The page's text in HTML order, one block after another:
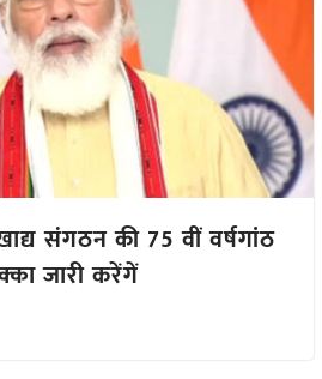
संगठन की 75 वीं वर्षगांठ
जारी करेंगें